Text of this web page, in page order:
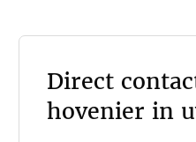
Direct
hovenier in